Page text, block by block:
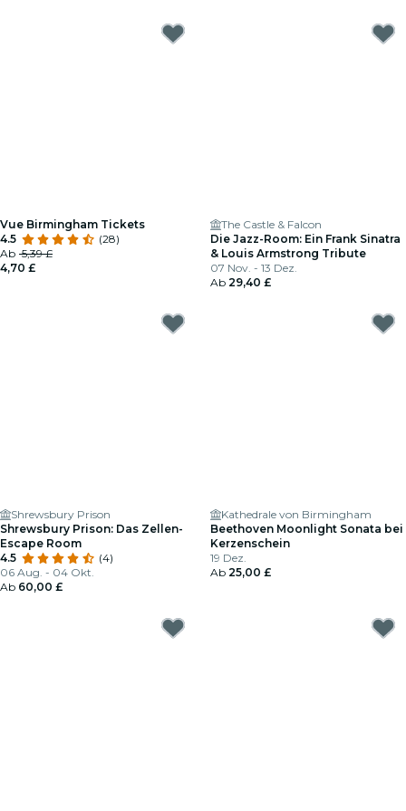
Vue Birmingham Tickets
4.5
(28)
Ab 5,39 £
4,70 £
The Castle & Falcon
Die Jazz-Room: Ein Frank Sinatra
& Louis Armstrong Tribute
07 Nov. - 13 Dez.
Ab 29,40 £
Shrewsbury Prison
Shrewsbury Prison: Das Zellen-
Escape Room
4.5
(4)
06 Aug. - 04 Okt.
Ab 60,00 £
Kathedrale von Birmingham
Beethoven Moonlight Sonata bei
Kerzenschein
19 Dez.
Ab 25,00 £